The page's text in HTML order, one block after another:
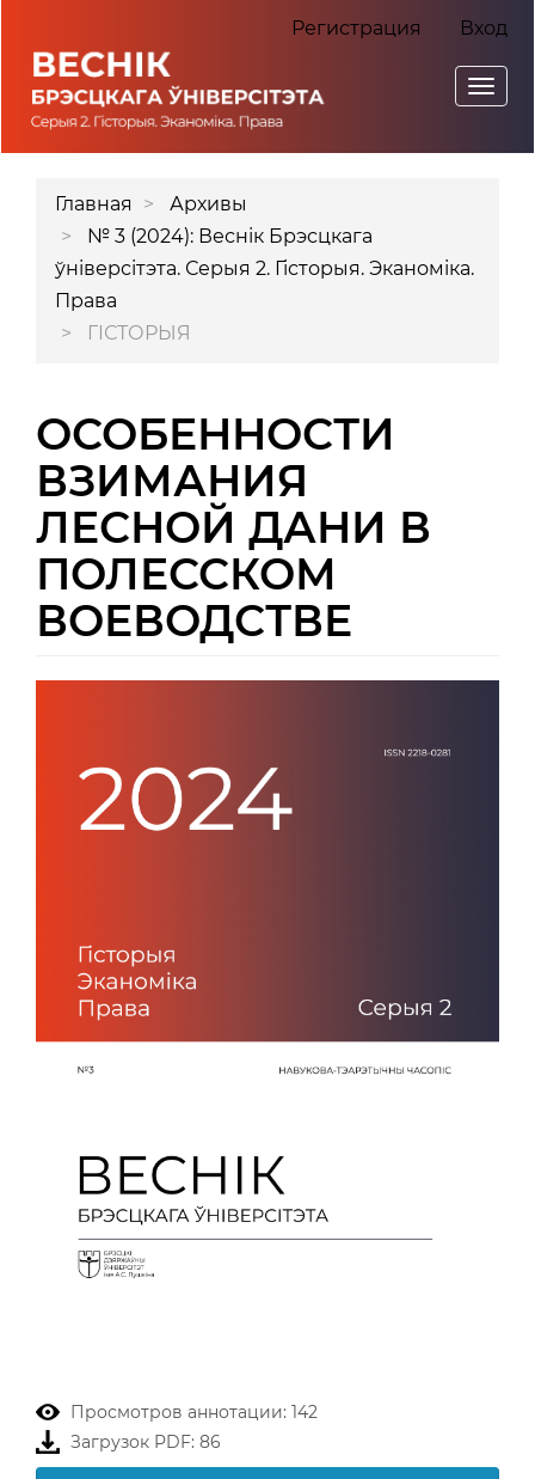
навигационная
панель
Основное
панель
Регистрация Вход
Главная
Архивы
№ 3 (2024): Веснік Брэсцкага
ўніверсітэта. Серыя 2. Гісторыя. Эканоміка.
Права
ГІСТОРЫЯ
ОСОБЕННОСТИ
ВЗИМАНИЯ
ЛЕСНОЙ ДАНИ В
ПОЛЕССКОМ
ВОЕВОДСТВЕ
статьи
Просмотров аннотации: 142
Загрузок PDF: 86